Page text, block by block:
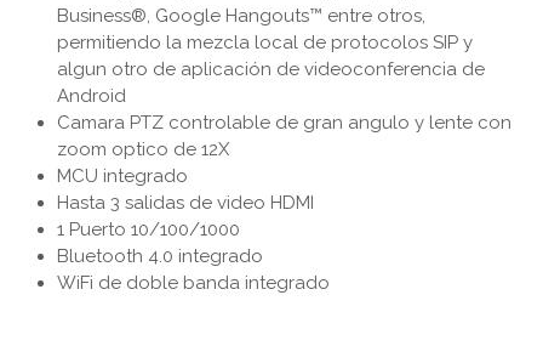
Business®, Google Hangouts™ entre otros,
permitiendo la mezcla local de protocolos SIP y
algun otro de aplicación de videoconferencia de
Android
Camara PTZ controlable de gran angulo y lente con
zoom optico de 12X
MCU integrado
Hasta 3 salidas de video HDMI
1 Puerto 10/100/1000
Bluetooth 4.0 integrado
WiFi de doble banda integrado